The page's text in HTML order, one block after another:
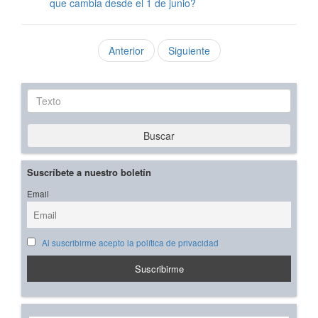
que cambia desde el 1 de junio?
Anterior Siguiente
Texto
Buscar
Suscríbete a nuestro boletín
Email
Al suscribirme acepto la política de privacidad